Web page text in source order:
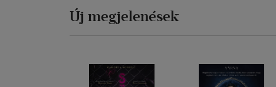
Új megjelenések